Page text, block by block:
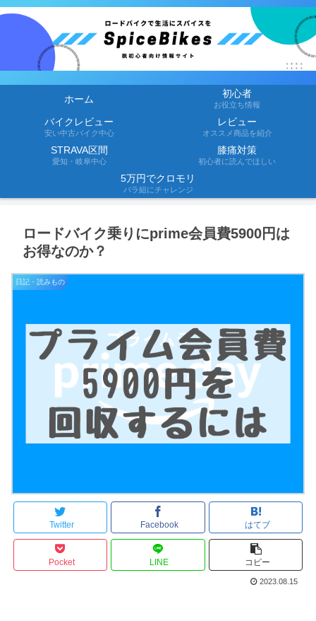
ホーム 初心者
お役立ち情報
バイクレビュー
安い中古バイク中心
レビュー
オススメ商品を紹介
STRAVA区間
愛知・岐阜中心
膝痛対策
初心者に読んでほしい
5万円でクロモリ
バラ組にチャレンジ
ロードバイク乗りにprime会員費5900円は
お得なのか？
日記・読みもの
Twitter Facebook はてブ
Pocket LINE コピー
2023.08.15